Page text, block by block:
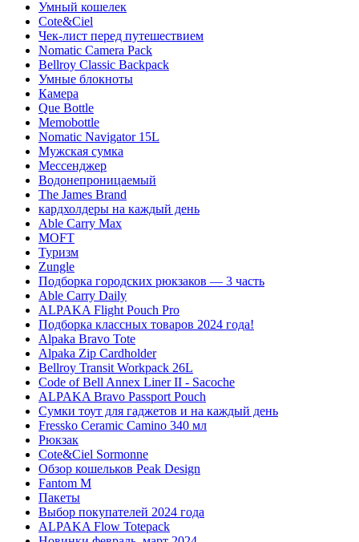
Умный кошелек
Cote&Ciel
Чек-лист перед путешествием
Nomatic Camera Pack
Bellroy Classic Backpack
Умные блокноты
Камера
Que Bottle
Memobottle
Nomatic Navigator 15L
Мужская сумка
Мессенджер
Водонепроницаемый
The James Brand
кардхолдеры на каждый день
Able Carry Max
MOFT
Туризм
Zungle
Подборка городских рюкзаков — 3 часть
Able Carry Daily
ALPAKA Flight Pouch Pro
Подборка классных товаров 2024 года!
Alpaka Bravo Tote
Alpaka Zip Cardholder
Bellroy Transit Workpack 26L
Code of Bell Annex Liner II - Sacoche
ALPAKA Bravo Passport Pouch
Сумки тоут для гаджетов и на каждый день
Fressko Ceramic Camino 340 мл
Рюкзак
Cote&Ciel Sormonne
Обзор кошельков Peak Design
Fantom M
Пакеты
Выбор покупателей 2024 года
ALPAKA Flow Totepack